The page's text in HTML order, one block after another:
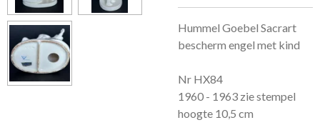
Hummel Goebel Sacrart
bescherm engel met kind
Nr HX84
1960 - 1963 zie stempel
hoogte 10,5 cm